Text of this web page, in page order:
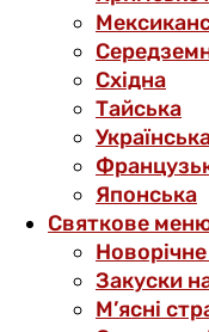
Східна
Тайська
Японська
Святкове
Закуски
М’ясні